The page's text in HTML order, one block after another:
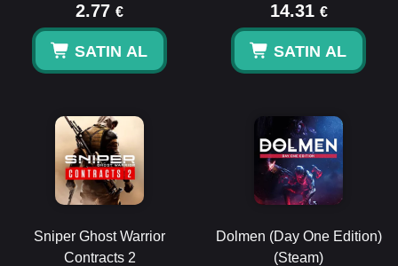
2.77 €
SATIN AL
14.31 €
SATIN AL
Sniper Ghost Warrior
Contracts 2
Dolmen (Day One Edition)
(Steam)